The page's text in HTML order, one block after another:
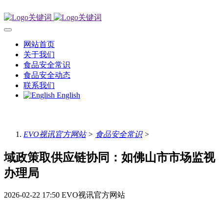
网站首页
关于我们
食品安全常识
食品安全动态
联系我们
English
EVO视讯官方网站> 食品安全常识>
域政策取供应链协同：如佛山市市场监视
办理局
2026-02-22 17:50 EVO视讯官方网站